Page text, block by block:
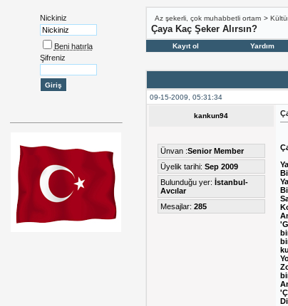
Nickiniz
Beni hatırla
Şifreniz
Az şekerli, çok muhabbetli ortam >
Çaya Kaç Şeker Alırsın?
Kayıt ol Yardım
09-15-2009, 05:31:34
kankun94
Ünvan :Senior Member
Üyelik tarihi: Sep 2009
Bulunduğu yer: İstanbul-
Avcılar
Mesajlar: 285